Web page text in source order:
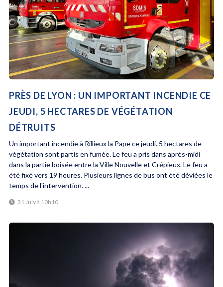
PRÈS DE LYON : UN IMPORTANT INCENDIE CE
JEUDI, 5 HECTARES DE VÉGÉTATION
DÉTRUITS
Un important incendie à Rillieux la Pape ce jeudi. 5 hectares de
végétation sont partis en fumée. Le feu a pris dans après-midi
dans la partie boisée entre la Ville Nouvelle et Crépieux. Le feu a
été fixé vers 19 heures. Plusieurs lignes de bus ont été déviées le
temps de l'intervention. ...
31 July à 10h10